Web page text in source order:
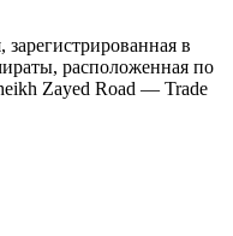
в
расположенная по
Zayed Road — Trade